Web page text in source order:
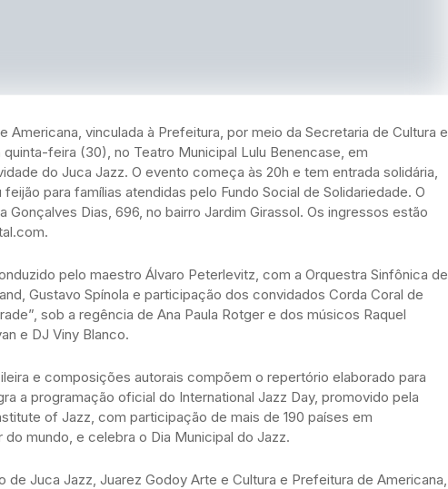
Americana, vinculada à Prefeitura, por meio da Secretaria de Cultura e
feira (30), no Teatro Municipal Lulu Benencase, em
do Juca Jazz. O evento começa às 20h e tem entrada solidária,
para famílias atendidas pelo Fundo Social de Solidariedade. O
Gonçalves Dias, 696, no bairro Jardim Girassol. Os ingressos estão
pelo maestro Álvaro Peterlevitz, com a Orquestra Sinfônica de
Gustavo Spínola e participação dos convidados Corda Coral de
sob a regência de Ana Paula Rotger e dos músicos Raquel
e DJ Viny Blanco.
e composições autorais compõem o repertório elaborado para
a programação oficial do International Jazz Day, promovido pela
of Jazz, com participação de mais de 190 países em
mundo, e celebra o Dia Municipal do Jazz.
de Juca Jazz, Juarez Godoy Arte e Cultura e Prefeitura de Americana,